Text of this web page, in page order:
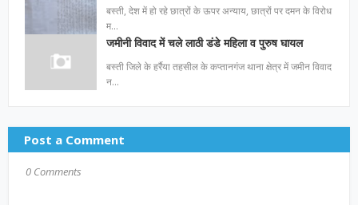
बस्ती, देश में हो रहे छात्रों के ऊपर अन्याय, छात्रों पर दमन के विरोध
म…
जमीनी विवाद में चले लाठी डंडे महिला व पुरुष घायल
बस्ती जिले के हर्रैया तहसील के कप्तानगंज थाना क्षेत्र में जमीन विवाद
न…
Post a Comment
0 Comments